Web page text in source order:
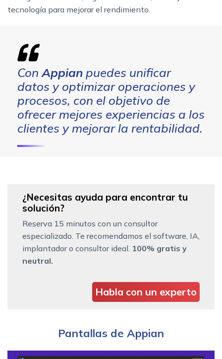
tecnología para mejorar el rendimiento.
Con Appian puedes unificar
datos y optimizar operaciones y
procesos, con el objetivo de
ofrecer mejores experiencias a los
clientes y mejorar la rentabilidad.
¿Necesitas ayuda para encontrar tu
solución?
Reserva 15 minutos con un consultor
especializado. Te recomendamos el software, IA,
implantador o consultor ideal. 100% gratis y
neutral.
Habla con un experto
Pantallas de Appian